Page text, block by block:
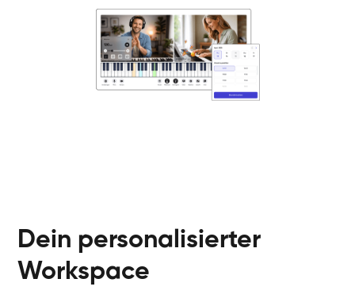
Klavier / Piano / Flügel
Klavier / Piano / Flügel
Dein personalisierter
Workspace